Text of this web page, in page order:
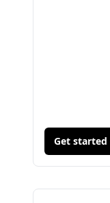
Get started